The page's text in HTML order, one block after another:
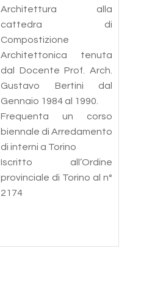
Architettura alla
cattedra di
Compostizione
Architettonica tenuta
dal Docente Prof. Arch.
Gustavo Bertini dal
Gennaio 1984 al 1990.
Frequenta un corso
biennale di Arredamento
di interni a Torino
Iscritto all’Ordine
provinciale di Torino al n°
2174